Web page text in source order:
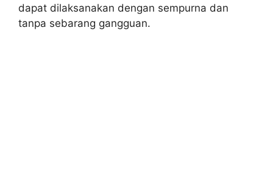
dapat dilaksanakan dengan sempurna dan
tanpa sebarang gangguan.